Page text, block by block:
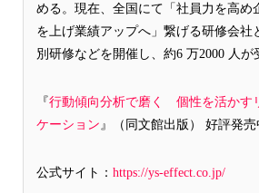
める。現在、全国にて「社員力を高め
を上げ業績アップへ」繋げる研修会社
別研修などを開催し、約6 万2000 人が
『行動傾向分析で磨く 個性を活かす
ケーション 』（同文館出版） 好評発売
公式サイト： https://ys-effect.co.jp/